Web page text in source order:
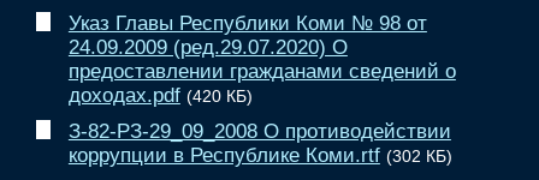
Указ Главы Республики Коми № 98 от
24.09.2009 (ред.29.07.2020) О
предоставлении гражданами сведений о
доходах.pdf (420 КБ)
З-82-РЗ-29_09_2008 О противодействии
коррупции в Республике Коми.rtf (302 КБ)